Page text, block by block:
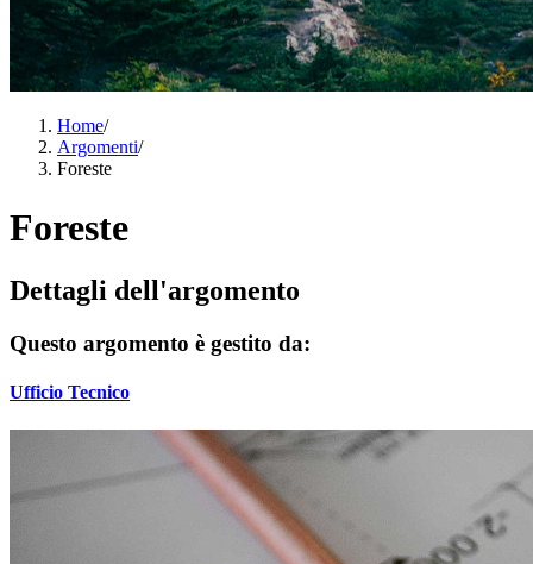
Home/
Argomenti/
Foreste
Foreste
Dettagli dell'argomento
Questo argomento è gestito da:
Ufficio Tecnico